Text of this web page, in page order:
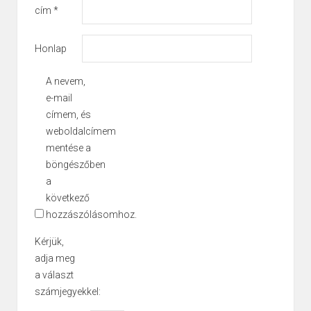
cím *
Honlap
A nevem,
e-mail
címem, és
weboldalcímem
mentése a
böngészőben
a
következő
hozzászólásomhoz.
Kérjük,
adja meg
a választ
számjegyekkel: